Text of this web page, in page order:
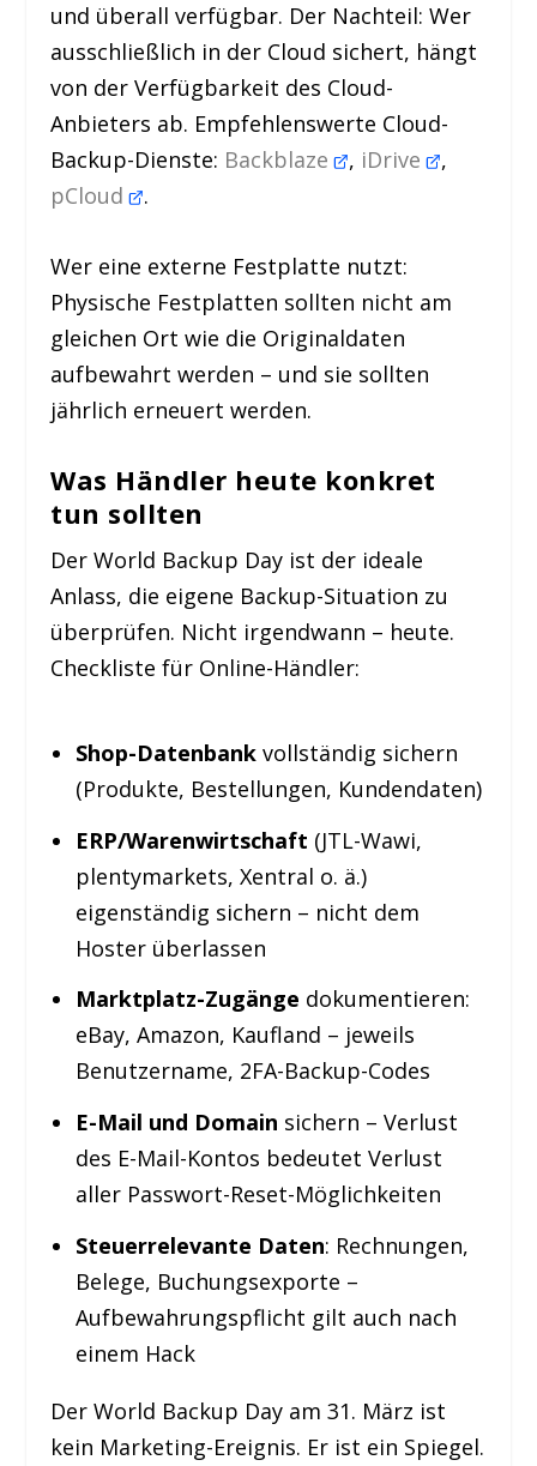
und überall verfügbar. Der Nachteil: Wer
ausschließlich in der Cloud sichert, hängt
von der Verfügbarkeit des Cloud-
Anbieters ab. Empfehlenswerte Cloud-
Backup-Dienste: Backblaze , iDrive ,
pCloud .
Wer eine externe Festplatte nutzt:
Physische Festplatten sollten nicht am
gleichen Ort wie die Originaldaten
aufbewahrt werden – und sie sollten
jährlich erneuert werden.
Was Händler heute konkret
tun sollten
Der World Backup Day ist der ideale
Anlass, die eigene Backup-Situation zu
überprüfen. Nicht irgendwann – heute.
Checkliste für Online-Händler:
Shop-Datenbankvollständig sichern
(Produkte, Bestellungen, Kundendaten)
ERP/Warenwirtschaft (JTL-Wawi,
plentymarkets, Xentral o. ä.)
eigenständig sichern – nicht dem
Hoster überlassen
Marktplatz-Zugänge dokumentieren:
eBay, Amazon, Kaufland – jeweils
Benutzername, 2FA-Backup-Codes
E-Mail und Domain sichern – Verlust
des E-Mail-Kontos bedeutet Verlust
aller Passwort-Reset-Möglichkeiten
Steuerrelevante Daten: Rechnungen,
Belege, Buchungsexporte –
Aufbewahrungspflicht gilt auch nach
einem Hack
Der World Backup Day am 31. März ist
kein Marketing-Ereignis. Er ist ein Spiegel.